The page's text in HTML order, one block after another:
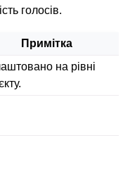
голосів.
Примітка
на рівні